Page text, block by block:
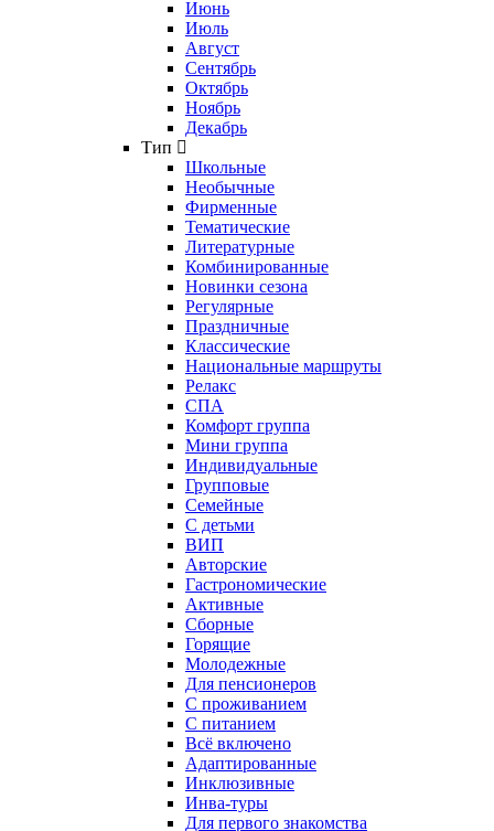
Июнь
Июль
Август
Сентябрь
Октябрь
Ноябрь
Декабрь
Тип
Школьные
Необычные
Фирменные
Тематические
Литературные
Комбинированные
Новинки сезона
Регулярные
Праздничные
Классические
Национальные маршруты
Релакс
СПА
Комфорт группа
Мини группа
Индивидуальные
Групповые
Семейные
С детьми
ВИП
Авторские
Гастрономические
Активные
Сборные
Горящие
Молодежные
Для пенсионеров
С проживанием
С питанием
Всё включено
Адаптированные
Инклюзивные
Инва-туры
Для первого знакомства